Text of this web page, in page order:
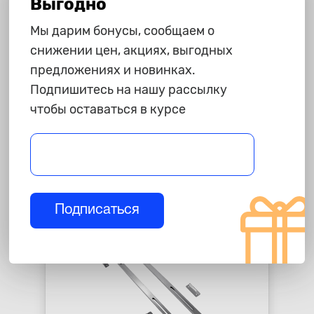
36 390 ₽
Бокс на крышу
Аэродинамический "ACTIVE L"
650 л., белый ДВУСТОРОННЕЕ
открывание (UNI-XX-442502.11)
Выгодно
Мы дарим бонусы, сообщаем о
снижении цен, акциях, выгодных
предложениях и новинках.
Подпишитесь на нашу рассылку
чтобы оставаться в курсе
Подписаться